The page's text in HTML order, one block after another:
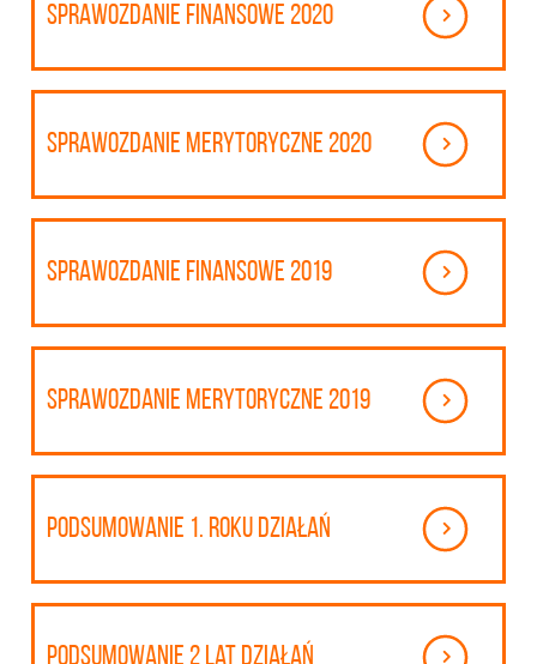
Sprawozdanie finansowe 2020
Sprawozdanie merytoryczne 2020
Sprawozdanie finansowe 2019
Sprawozdanie merytoryczne 2019
Podsumowanie 1. roku działań
Podsumowanie 2 lat działań